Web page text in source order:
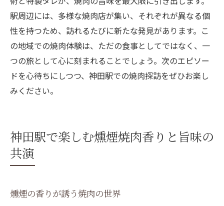
駅周辺には、多様な焼肉店が集い、それぞれが異なる個
性を持つため、訪れるたびに新たな発見があります。こ
の地域での焼肉体験は、ただの食事としてではなく、一
つの旅として心に刻まれることでしょう。次のエピソー
ドを心待ちにしつつ、神田駅での焼肉探訪をぜひお楽し
みください。
神田駅で楽しむ燻煙焼肉香りと旨味の
共演
燻煙の香りが誘う焼肉の世界